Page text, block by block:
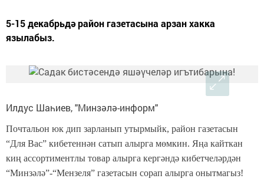
5-15 декабрьдә район газетасына арзан хакка
язылабыз.
Илдус Шаһиев, "Минзәлә-информ"
Почтальон юк дип зарланып утырмыйк, район газетасын
“Для Вас” кибетеннән сатып алырга мөмкин. Яңа кайткан
киң ассортиментлы товар алырга кергәндә кибетчеләрдән
“Минзәлә”-“Мензеля” газетасын сорап алырга онытмагыз!